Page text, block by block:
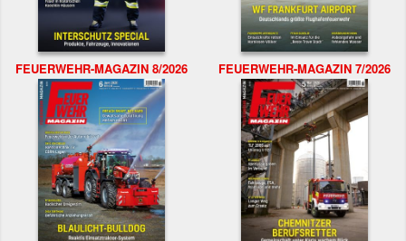
FEUERWEHR-MAGAZIN 8/2026 FEUERWEHR-MAGAZIN 7/2026